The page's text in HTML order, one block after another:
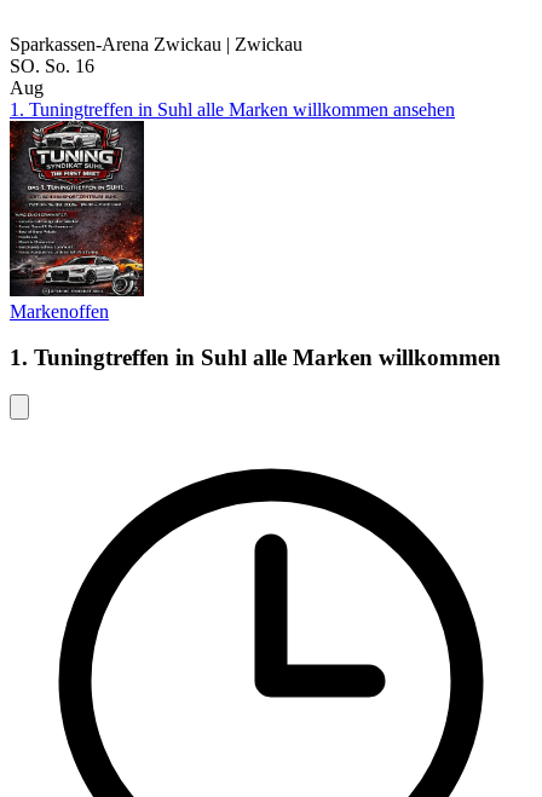
Sparkassen-Arena Zwickau | Zwickau
SO. So. 16
Aug
1. Tuningtreffen in Suhl alle Marken willkommen ansehen
Markenoffen
1. Tuningtreffen in Suhl alle Marken willkommen